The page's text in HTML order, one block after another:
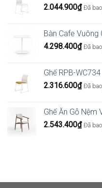
2.044.900₫ Đã
Bàn Cafe Vuông
4.298.400₫ Đã
Ghế RPB-WC734
2.316.600₫ Đã
Ghế Ăn Gỗ Nệm
2.543.400₫ Đã